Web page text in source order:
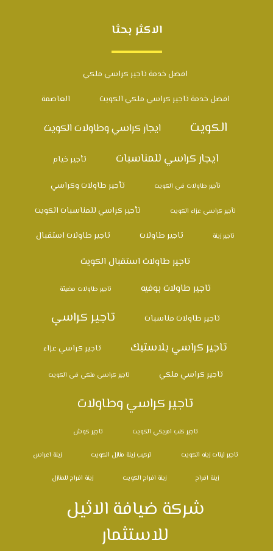
الاكثر بحثا
افضل خدمة تاجير كراسي ملكي
افضل خدمة تاجير كراسي ملكي الكويت العاصمة
الكويت ايجار كراسي وطاولات الكويت
ايجار كراسي للمناسبات تأجير خيام
تأجير طاولات في الكويت تأجير طاولات وكراسي
تأجير كراسي عزاء الكويت تأجير كراسي للمناسبات الكويت
تاجير زينة تاجير طاولات تاجير طاولات استقبال
تاجير طاولات استقبال الكويت
تاجير طاولات بوفيه
تاجير طاولات مضيئة
تاجير طاولات مناسبات تاجير كراسي
تاجير كراسي بلاستيك تاجير كراسي عزاء
تاجير كراسي ملكي تاجير كراسي ملكي في الكويت
تاجير كراسي وطاولات
تاجير كنب امريكي الكويت تاجير كوش
تاجير ليتات زينه الكويت تركيب زينة منازل الكويت زينة اعراس
زينة افراح زينة افراح الكويت زينة افراح للمنازل
شركة ضيافة الاثيل
للاستثمار